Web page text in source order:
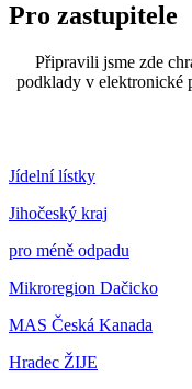
Pro zastupitele
Připravili jsme zde
podklady v elektronické
Jídelní lístky
Jihočeský kraj
pro méně odpadu
Mikroregion Dačicko
MAS Česká Kanada
Hradec ŽIJE